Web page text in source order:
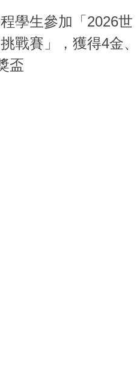
學生參加「2026世
戰賽」，獲得4金、
盃